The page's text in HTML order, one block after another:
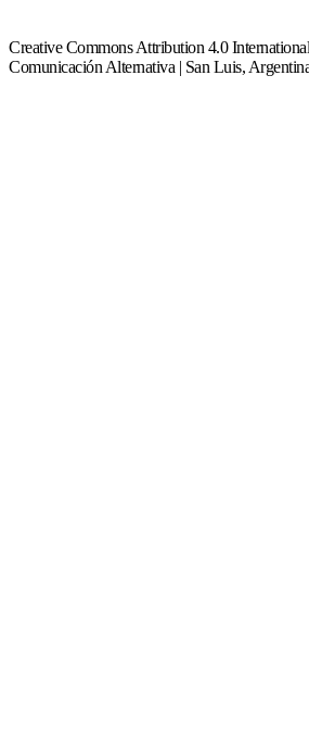
Creative Commons Attribution 4.0
Comunicación Alternativa | San Luis,